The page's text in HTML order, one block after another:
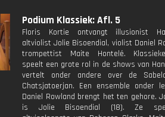
Podium Klassiek: Afl. 5
Floris Kortie ontvangt illusionist
altviolist Jolie Bisoendial, violist Daniel
trompettist Maite Hontelé.
speelt een grote rol in de shows van
vertelt onder andere over de
Chatsjatoerjan. Een ensemble onder
Daniel Rowland brengt het ten gehore.
is Jolie Bisoendial (18). Ze